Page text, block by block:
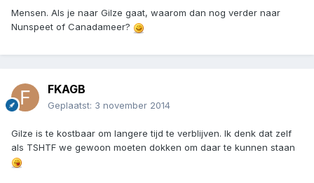
Mensen. Als je naar Gilze gaat, waarom dan nog verder naar
Nunspeet of Canadameer?
FKAGB
Geplaatst: 3 november 2014
Gilze is te kostbaar om langere tijd te verblijven. Ik denk dat zelf
als TSHTF we gewoon moeten dokken om daar te kunnen staan